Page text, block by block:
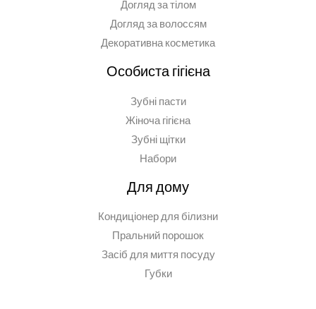
Догляд за тілом
Догляд за волоссям
Декоративна косметика
Особиста гігієна
Зубні пасти
Жіноча гігієна
Зубні щітки
Набори
Для дому
Кондиціонер для білизни
Пральний порошок
Засіб для миття посуду
Губки